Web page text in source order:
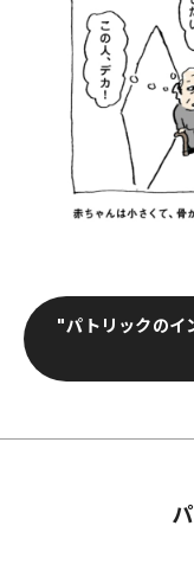
"パトリックのイ